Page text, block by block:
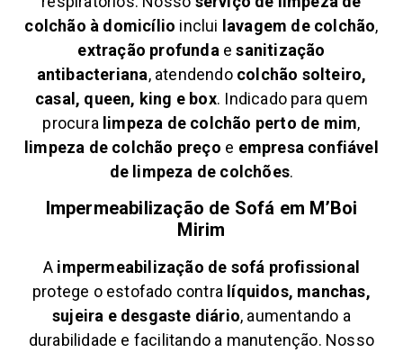
colchão à domicílio inclui lavagem de colchão,
extração profunda esanitização
antibacteriana, atendendo colchão solteiro,
casal, queen, king e box. Indicado para quem
procura limpeza de colchão perto de mim,
limpeza de colchão preço e empresa confiável
de limpeza de colchões.
Impermeabilização de Sofá em M’Boi
Mirim
A impermeabilização de sofá profissional
protege o estofado contra líquidos, manchas,
sujeira e desgaste diário, aumentando a
durabilidade e facilitando a manutenção. Nosso